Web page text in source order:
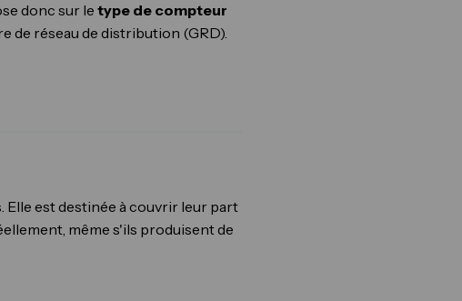
donc sur le type de compteur
de réseau de distribution (GRD).
Elle est destinée à couvrir leur part
même s'ils produisent de